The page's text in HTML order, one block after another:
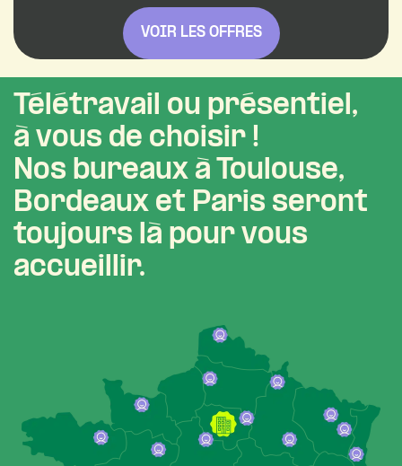
VOIR LES OFFRES
Télétravail ou présentiel,
à vous de choisir !
Nos bureaux à Toulouse,
Bordeaux et Paris seront
toujours là pour vous
accueillir.